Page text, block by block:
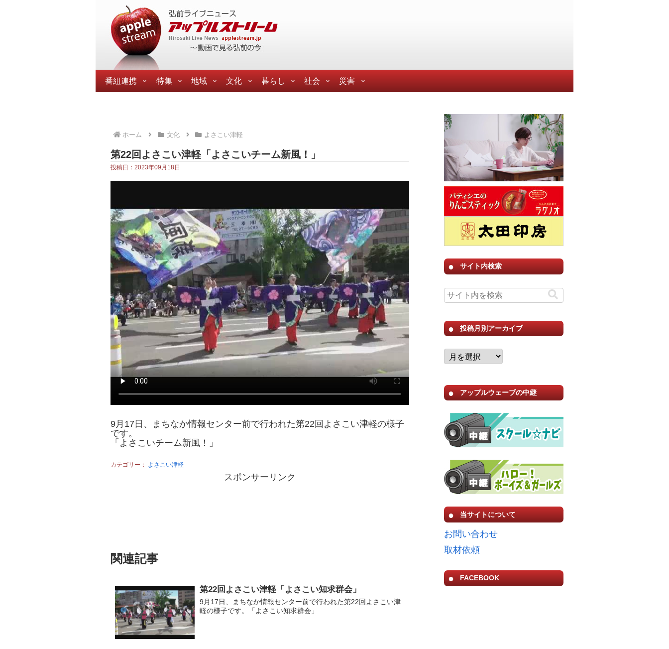
番組連携 特集 地域 文化 暮らし 社会 災害
ホーム 文化 よさこい津軽
第22回よさこい津軽「よさこいチーム新風！」
投稿日：2023年09月18日
9月17日、まちなか情報センター前で行われた第22回よさこい津軽の様子
です。
「よさこいチーム新風！」
カテゴリー： よさこい津軽
スポンサーリンク
関連記事
第22回よさこい津軽「よさこい知求群会」
9月17日、まちなか情報センター前で行われた第22回よさこい津
軽の様子です。「よさこい知求群会」
サイト内検索
投稿月別アーカイブ
アップルウェーブの中継
当サイトについて
お問い合わせ
取材依頼
FACEBOOK